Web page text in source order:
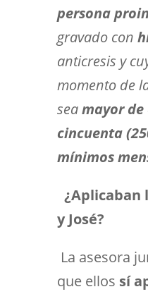
persona
gravado con
anticresis y
momento de
seamayor
cincuenta
mínimos
¿Aplicaban
y José?
La asesora
que ellos sí